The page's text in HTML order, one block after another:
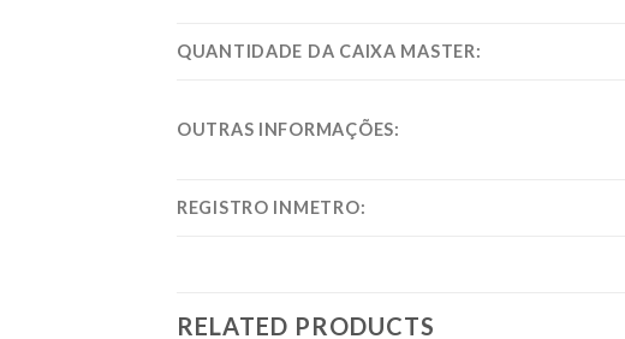
QUANTIDADE DA CAIXA MASTER:
OUTRAS INFORMAÇÕES:
REGISTRO INMETRO:
RELATED PRODUCTS